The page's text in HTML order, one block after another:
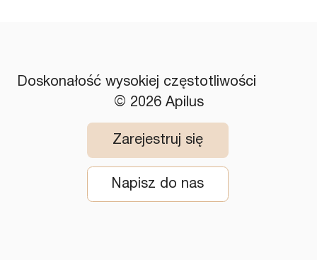
Doskonałość wysokiej częstotliwości
© 2026 Apilus
Zarejestruj się
Napisz do nas